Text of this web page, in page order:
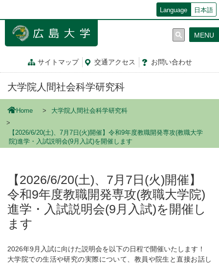
ン
Language 日本語
サイトマップ 交通アクセス お問い合わせ
MENU
大学院人間社会科学研究科
Home 大学院人間社会科学研究科
【2026/6/20(土)、7月7日(火)開催】令和9年度教職開発専攻(教職大学
院)進学・入試説明会(9月入試)を開催します
【2026/6/20(土)、7月7日(火)開催】
令和9年度教職開発専攻(教職大学院)
進学・入試説明会(9月入試)を開催し
ます
2026年9月入試に向けた説明会を以下の日程で開催いたします！
大学院での生活や研究の実際について、教員や院生と直接お話し